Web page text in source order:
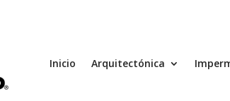
Inicio Arquitectónica